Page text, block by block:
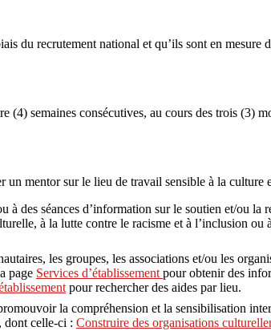
du recrutement national et qu’ils sont en
semaines consécutives, au cours des trois (3)
mentor sur le lieu de travail sensible à la culture
des séances d’information sur le soutien et/ou
à la lutte contre le racisme et à l’inclusion
les groupes, les associations et/ou les
page Services d’établissement pour obtenir des
pour rechercher des aides par lieu.
la compréhension et la sensibilisation
dont celle-ci : Construire des organisations